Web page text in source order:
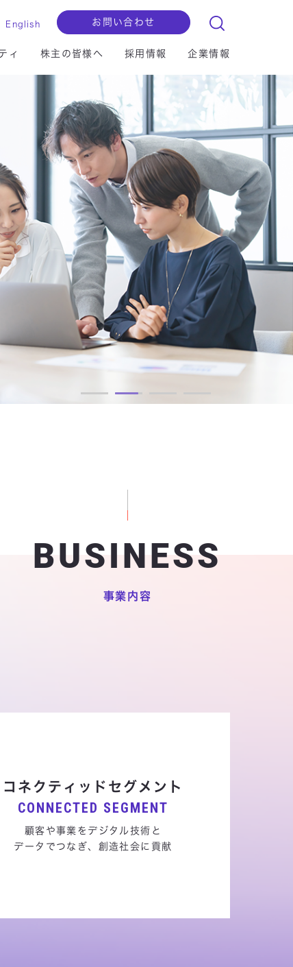
English お問い合わせ
ィ 株主の皆様へ 採用情報 企業情報
グメント
レーション
更新情報はこちら
リティ
ド
更新情報はこちら
マルチステークホルダー方針
ブラリー
イライト
式の保有等に関する基本方針
覧
検査用・認証
セキュリティ
マイクロソフト社連携
BUSINESS
事業内容
コネクティッドセグメント
CONNECTED SEGMENT
顧客や事業をデジタル技術と
データでつなぎ、創造社会に貢献